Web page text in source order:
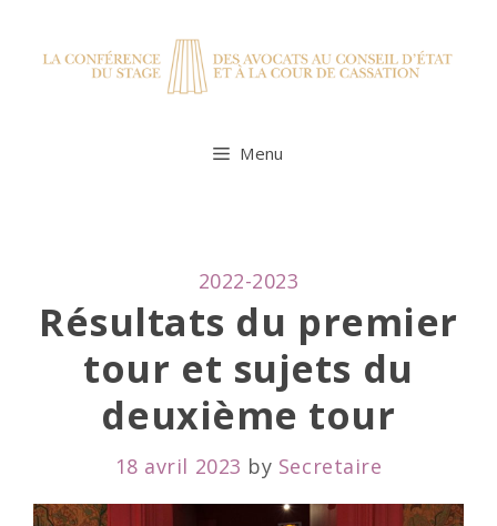
Menu
CATEGORIES
2022-2023
Résultats du premier
tour et sujets du
deuxième tour
18 avril 2023 by Secretaire